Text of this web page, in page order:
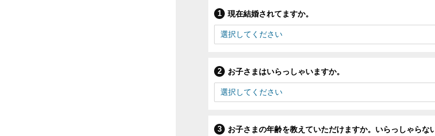
現在結婚されてますか。
お子さまはいらっしゃいますか。
お子さまの年齢を教えていただけますか。いらっしゃらな